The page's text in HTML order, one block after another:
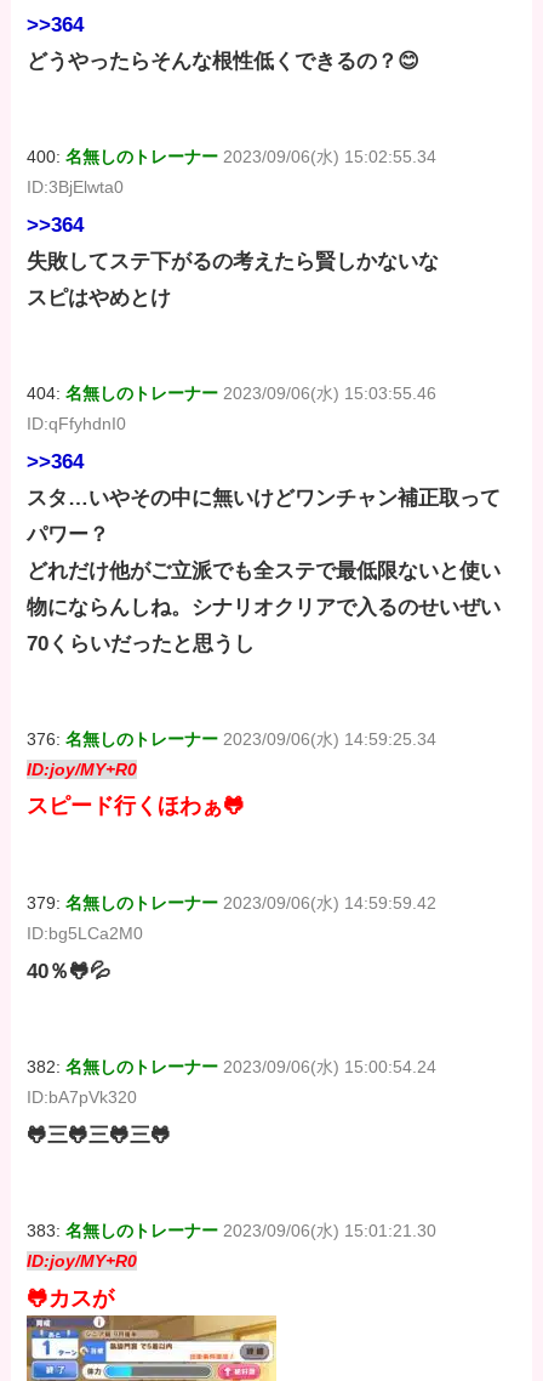
>>364
どうやったらそんな根性低くできるの？😊
400:名無しのトレーナー 2023/09/06(水) 15:02:55.34
ID:3BjElwta0
>>364
失敗してステ下がるの考えたら賢しかないな
スピはやめとけ
404:名無しのトレーナー 2023/09/06(水) 15:03:55.46
ID:qFfyhdnI0
>>364
スタ…いやその中に無いけどワンチャン補正取って
パワー？
どれだけ他がご立派でも全ステで最低限ないと使い
物にならんしね。シナリオクリアで入るのせいぜい
70くらいだったと思うし
376:名無しのトレーナー 2023/09/06(水) 14:59:25.34
ID:joy/MY+R0
スピード行くほわぁ🐸
379:名無しのトレーナー 2023/09/06(水) 14:59:59.42
ID:bg5LCa2M0
40％🐸💦
382:名無しのトレーナー 2023/09/06(水) 15:00:54.24
ID:bA7pVk320
🐸三🐸三🐸三🐸
383:名無しのトレーナー 2023/09/06(水) 15:01:21.30
ID:joy/MY+R0
🐸カスが